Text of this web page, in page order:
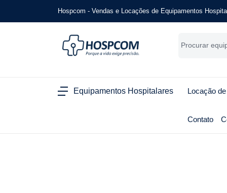
Hospcom - Vendas e Locações de Equipamentos
Equipamentos Hospitalares Locação
Contato